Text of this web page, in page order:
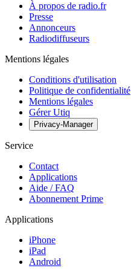
À propos de radio.fr
Presse
Annonceurs
Radiodiffuseurs
Mentions légales
Conditions d'utilisation
Politique de confidentialité
Mentions légales
Gérer Utiq
Privacy-Manager
Service
Contact
Applications
Aide / FAQ
Abonnement Prime
Applications
iPhone
iPad
Android